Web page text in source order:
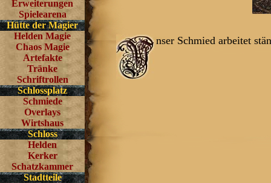
Erweiterungen
Spielearena
Hütte der Magier
Helden Magie
Chaos Magie
Artefakte
Tränke
Schriftrollen
Schlossplatz
Schmiede
Overlays
Wirtshaus
Schloss
Helden
Kerker
Schatzkammer
Stadtteile
nser Schmied arbeitet